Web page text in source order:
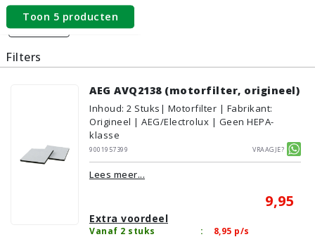
Filters
Toon 5 producten
Filters
AEG AVQ2138 (motorfilter, origineel)
Inhoud: 2 Stuks | Motorfilter | Fabrikant:
Origineel | AEG/Electrolux | Geen HEPA-
klasse
9001957399
Vraagje?
Lees meer...
9,95
Extra voordeel
Vanaf 2 stuks : 8,95 p/s